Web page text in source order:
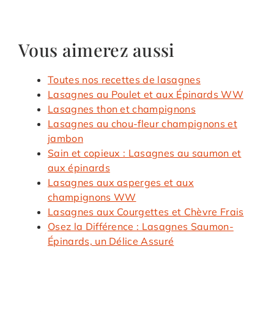
Vous aimerez aussi
Toutes nos recettes de lasagnes
Lasagnes au Poulet et aux Épinards WW
Lasagnes thon et champignons
Lasagnes au chou-fleur champignons et
jambon
Sain et copieux : Lasagnes au saumon et
aux épinards
Lasagnes aux asperges et aux
champignons WW
Lasagnes aux Courgettes et Chèvre Frais
Osez la Différence : Lasagnes Saumon-
Épinards, un Délice Assuré